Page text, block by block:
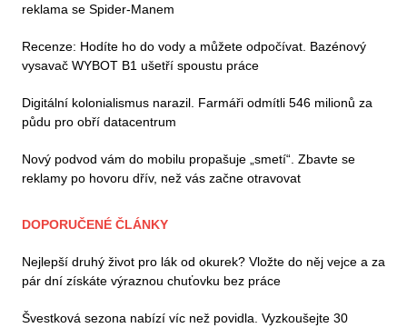
reklama se Spider-Manem
Recenze: Hodíte ho do vody a můžete odpočívat. Bazénový
vysavač WYBOT B1 ušetří spoustu práce
Digitální kolonialismus narazil. Farmáři odmítli 546 milionů za
půdu pro obří datacentrum
Nový podvod vám do mobilu propašuje „smetí“. Zbavte se
reklamy po hovoru dřív, než vás začne otravovat
DOPORUČENÉ ČLÁNKY
Nejlepší druhý život pro lák od okurek? Vložte do něj vejce a za
pár dní získáte výraznou chuťovku bez práce
Švestková sezona nabízí víc než povidla. Vyzkoušejte 30